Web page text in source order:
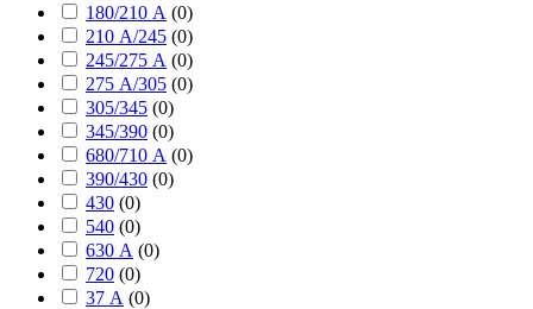
180/210 А (0)
210 А/245 (0)
245/275 А (0)
275 А/305 (0)
305/345 (0)
345/390 (0)
680/710 А (0)
390/430 (0)
430 (0)
540 (0)
630 А (0)
720 (0)
37 А (0)